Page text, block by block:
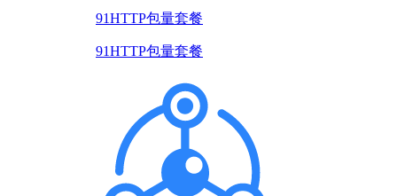
91HTTP包量套餐
91HTTP包量套餐